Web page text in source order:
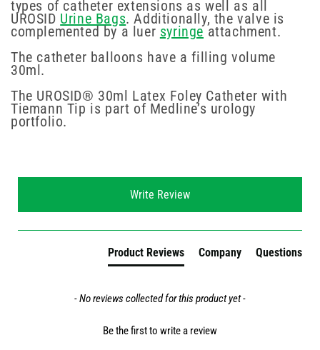
types of catheter extensions as well as all
UROSID Urine Bags. Additionally, the valve is
complemented by a luer syringeattachment.
The catheter balloons have a filling volume
30ml.
The UROSID® 30ml Latex Foley Catheter with
Tiemann Tip is part of Medline’s urology
portfolio.
Write Review
Product Reviews Company Questions
- No reviews collected for this product yet -
Be the first to write a review